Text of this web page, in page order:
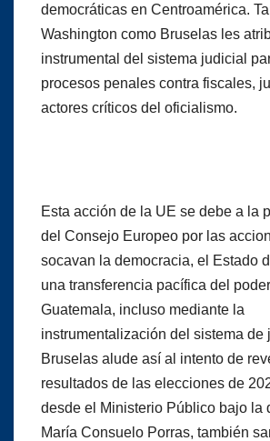
democráticas en Centroamérica.
Washington como Bruselas les
instrumental del sistema judicial
procesos penales contra fiscales,
actores críticos del oficialismo.
Esta acción de la UE se debe a la
del Consejo Europeo por las
socavan la democracia, el Estado
una transferencia pacífica del
Guatemala, incluso mediante la
instrumentalización del sistema de
Bruselas alude así al intento de
resultados de las elecciones de
desde el Ministerio Público bajo la
María Consuelo Porras, también